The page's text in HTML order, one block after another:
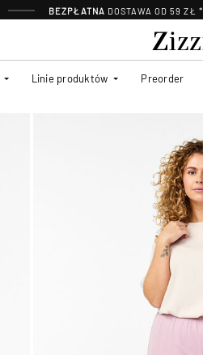
BEZPŁATNA DOSTAWA OD 59 ZŁ *
Linie produktów Preorder